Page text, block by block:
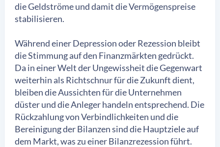
die Geldströme und damit die Vermögenspreise
stabilisieren.
Während einer Depression oder Rezession bleibt
die Stimmung auf den Finanzmärkten gedrückt.
Da in einer Welt der Ungewissheit die Gegenwart
weiterhin als Richtschnur für die Zukunft dient,
bleiben die Aussichten für die Unternehmen
düster und die Anleger handeln entsprechend. Die
Rückzahlung von Verbindlichkeiten und die
Bereinigung der Bilanzen sind die Hauptziele auf
dem Markt, was zu einer Bilanzrezession führt.